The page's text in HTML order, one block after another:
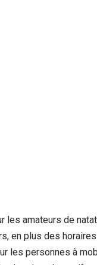
amateurs de
en plus des
les personnes à